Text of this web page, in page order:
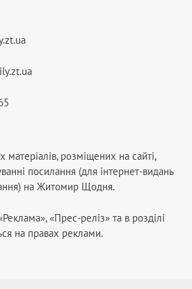
матеріалів, розміщених на сайті,
посилання (для інтернет-видань
на Житомир Щодня.
«Прес-реліз» та в розділі
на правах реклами.